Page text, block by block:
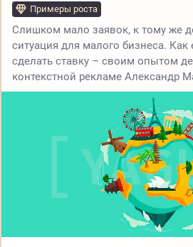
Примеры роста
Слишком мало заявок, к тому же
ситуация для малого бизнеса. Как
сделать ставку – своим опытом
контекстной рекламе Александр